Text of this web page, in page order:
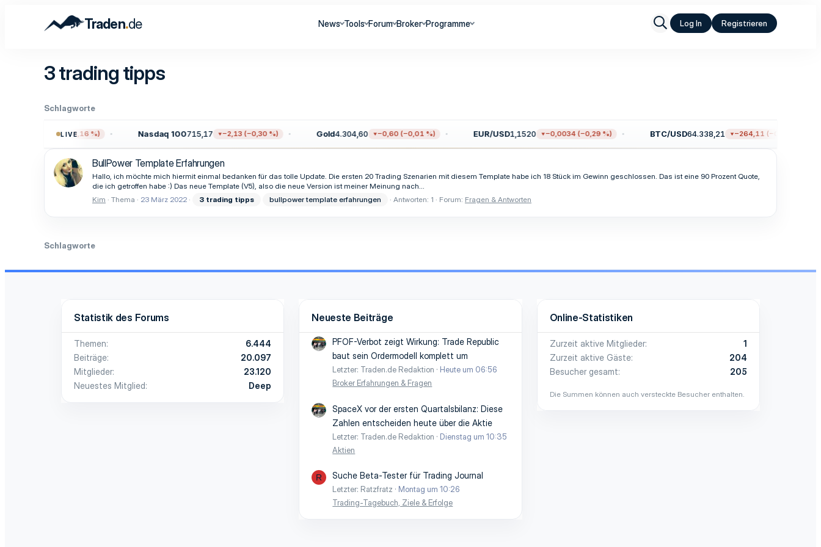
Traden.de News Tools Forum Broker Programme Log In Registrieren
3 trading tipps
Schlagworte
LIVE
−12,71 (−0,16 %) Nasdaq 100715,17 −2,13 (−0,30 %) Gold4.304,60 −0,60 (−0,01 %) EUR/USD1,1520 −0,0034 (−0,29 %) BTC/USD64.338,21 −264,11 (−0,41 %)
BullPower Template Erfahrungen
Hallo, ich möchte mich hiermit einmal bedanken für das tolle Update. Die ersten 20 Trading Szenarien mit diesem Template habe ich 18 Stück im Gewinn geschlossen. Das ist eine 90 Prozent Quote,
die ich getroffen habe :) Das neue Template (V5), also die neue Version ist meiner Meinung nach...
Kim
Thema 23 März 2022 3 trading tipps bullpower template erfahrungen Antworten: 1 Forum: Fragen & Antworten
Schlagworte
Statistik des Forums
Themen
6.444
Beiträge
20.097
Mitglieder
23.120
Neuestes Mitglied
Deep
Neueste Beiträge
PFOF-Verbot zeigt Wirkung: Trade Republic
baut sein Ordermodell komplett um
Letzter: Traden.de Redaktion
Heute um 06:56
Broker Erfahrungen & Fragen
SpaceX vor der ersten Quartalsbilanz: Diese
Zahlen entscheiden heute über die Aktie
Letzter: Traden.de Redaktion
Dienstag um 10:35
Aktien
R Suche Beta-Tester für Trading Journal
Letzter: Ratzfratz
Montag um 10:26
Trading-Tagebuch, Ziele & Erfolge
Online-Statistiken
Zurzeit aktive Mitglieder
1
Zurzeit aktive Gäste
204
Besucher gesamt
205
Die Summen können auch versteckte Besucher enthalten.